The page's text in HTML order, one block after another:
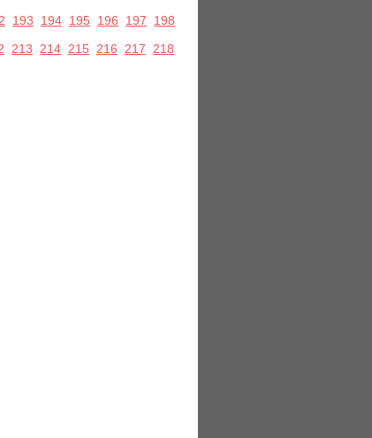
193 194 195 196 197
198
213 214 215 216 217
218